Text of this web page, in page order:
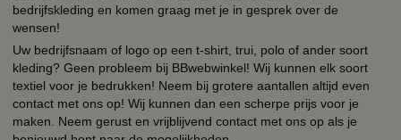
bedrijfskleding en komen graag met je in gesprek over de
wensen!
Uw bedrijfsnaam of logo op een t-shirt, trui, polo of ander soort
kleding? Geen probleem bij BBwebwinkel! Wij kunnen elk soort
textiel voor je bedrukken! Neem bij grotere aantallen altijd even
contact met ons op! Wij kunnen dan een scherpe prijs voor je
maken. Neem gerust en vrijblijvend contact met ons op als je